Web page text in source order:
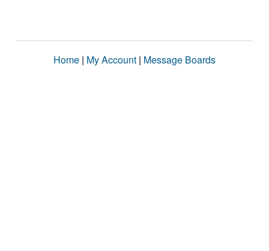
Home | My Account | Message Boards